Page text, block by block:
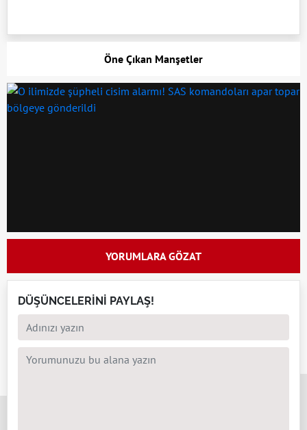
Öne Çıkan Manşetler
YORUMLARA GÖZAT
DÜŞÜNCELERİNİ PAYLAŞ!